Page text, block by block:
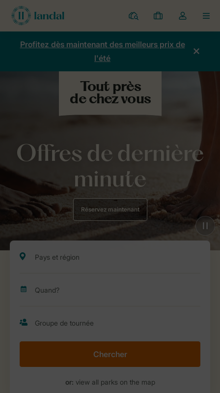
Parcs
Mes
réservations
Toggle
the
my
account
Profitez dès maintenant des meilleurs prix de
l'été
Offres de dernière
minute
Réservez maintenant
Chercher
or: view all parks on the map